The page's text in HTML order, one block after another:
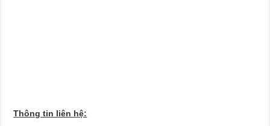
Thông tin liên hệ: